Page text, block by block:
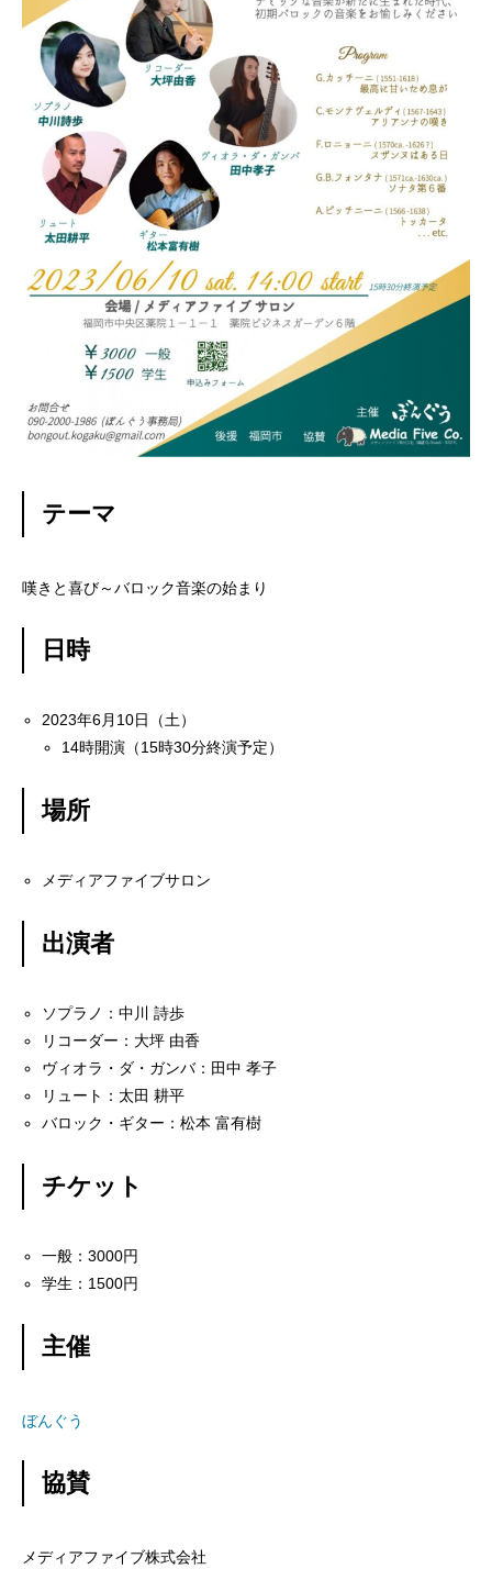
雰囲気を知る
働く
学ぶ
遊ぶ
社員を知る
社員インタビュー
応募する
新卒採用エントリー
第二新卒採用エントリー
キャリア採用エントリー
アルムナイ採用エントリー
ホーム 企業 事業
テーマ
嘆きと喜び～バロック音楽の始まり
日時
2023年6月10日（土）
14時開演（15時30分終演予定）
場所
メディアファイブサロン
出演者
ソプラノ：中川 詩歩
リコーダー：大坪 由香
ヴィオラ・ダ・ガンバ：田中 孝子
リュート：太田 耕平
バロック・ギター：松本 富有樹
チケット
一般：3000円
学生：1500円
主催
ぼんぐう
協賛
メディアファイブ株式会社